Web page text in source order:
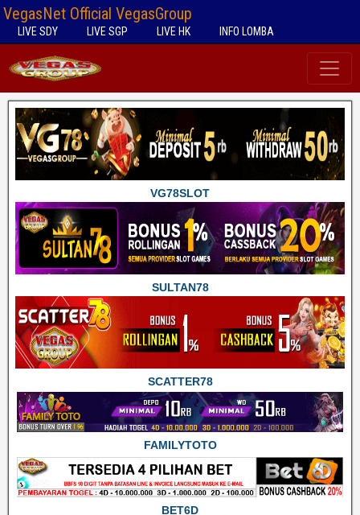
VegasNet Official VegasGroup
LIVE SDY LIVE SGP LIVE HK INFO LOMBA
VG78SLOT
SULTAN78
SCATTER78
FAMILYTOTO
BET6D